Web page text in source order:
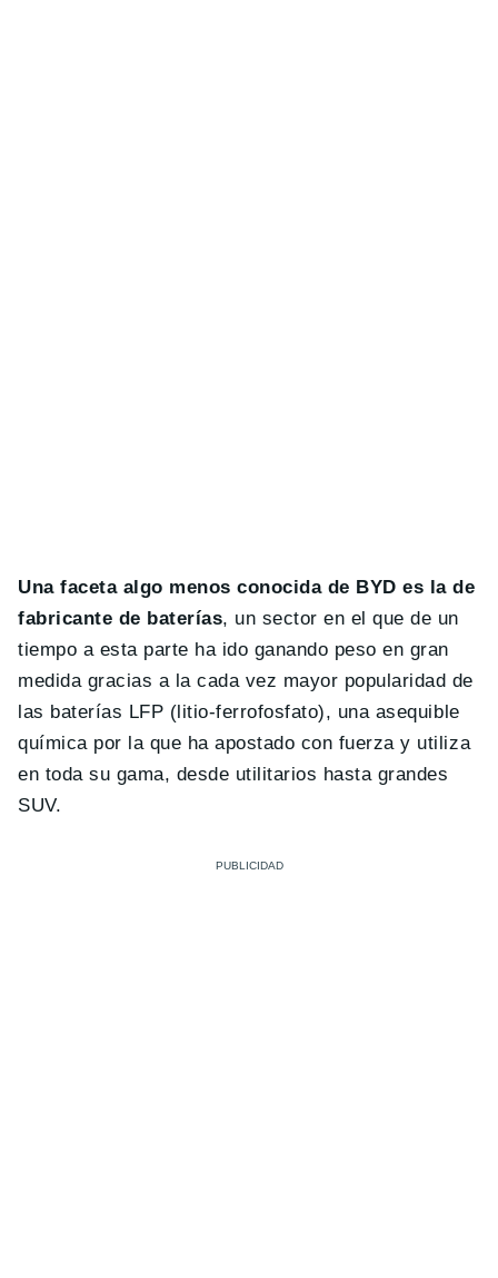
Una faceta algo menos conocida de BYD es la de
fabricante de baterías, un sector en el que de un
tiempo a esta parte ha ido ganando peso en gran
medida gracias a la cada vez mayor popularidad de
las baterías LFP (litio-ferrofosfato), una asequible
química por la que ha apostado con fuerza y utiliza
en toda su gama, desde utilitarios hasta grandes
SUV.